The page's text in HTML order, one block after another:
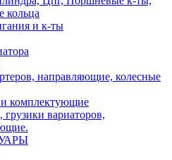
кольца
и к-ты
направляющие, колесные
комплектующие
вариаторов,